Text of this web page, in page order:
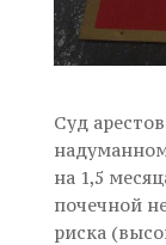
Суд
на 1,5
почечной
риска